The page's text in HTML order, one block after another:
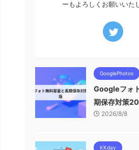
ーもよろしくお願いいた
GooglePhotos
Googleフォ
期保存対策
2026/8/8
KKday